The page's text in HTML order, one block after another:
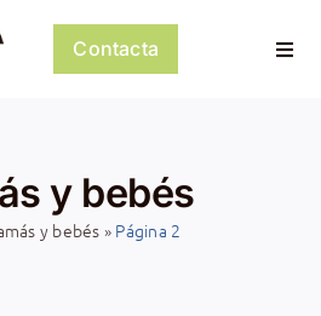
Contacta
y bebés
y bebés » Página 2